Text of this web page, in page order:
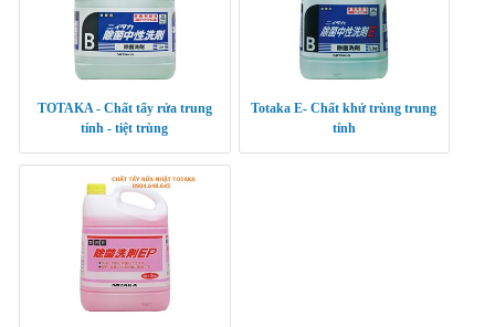
TOTAKA - Chất tẩy rửa trung
tính - tiệt trùng
Totaka E- Chất khử trùng trung
tính